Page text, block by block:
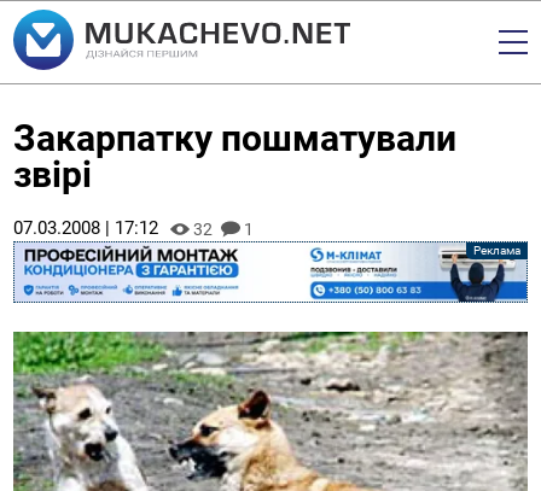
Закарпатку пошматували
звірі
07.03.2008 | 17:12 32 1